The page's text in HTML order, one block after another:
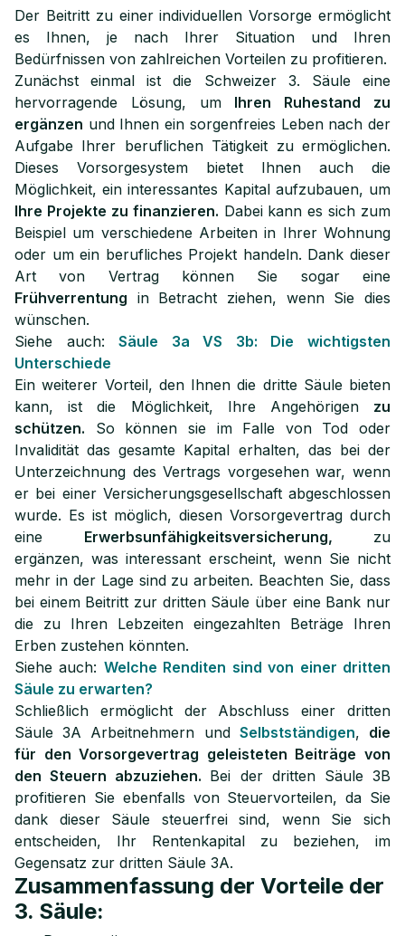
Der Beitritt zu einer individuellen Vorsorge ermöglicht
es Ihnen, je nach Ihrer Situation und Ihren
Bedürfnissen von zahlreichen Vorteilen zu profitieren.
Zunächst einmal ist die Schweizer 3. Säule eine
hervorragende Lösung, um Ihren Ruhestand zu
ergänzen und Ihnen ein sorgenfreies Leben nach der
Aufgabe Ihrer beruflichen Tätigkeit zu ermöglichen.
Dieses Vorsorgesystem bietet Ihnen auch die
Möglichkeit, ein interessantes Kapital aufzubauen, um
Ihre Projekte zu finanzieren. Dabei kann es sich zum
Beispiel um verschiedene Arbeiten in Ihrer Wohnung
oder um ein berufliches Projekt handeln. Dank dieser
Art von Vertrag können Sie sogar eine
Frühverrentung in Betracht ziehen, wenn Sie dies
wünschen.
Siehe auch:Säule 3a VS 3b: Die wichtigsten
Unterschiede
Ein weiterer Vorteil, den Ihnen die dritte Säule bieten
kann, ist die Möglichkeit, Ihre Angehörigen zu
schützen. So können sie im Falle von Tod oder
Invalidität das gesamte Kapital erhalten, das bei der
Unterzeichnung des Vertrags vorgesehen war, wenn
er bei einer Versicherungsgesellschaft abgeschlossen
wurde. Es ist möglich, diesen Vorsorgevertrag durch
eine Erwerbsunfähigkeitsversicherung, zu
ergänzen, was interessant erscheint, wenn Sie nicht
mehr in der Lage sind zu arbeiten. Beachten Sie, dass
bei einem Beitritt zur dritten Säule über eine Bank nur
die zu Ihren Lebzeiten eingezahlten Beträge Ihren
Erben zustehen könnten.
Siehe auch: Welche Renditen sind von einer dritten
Säule zu erwarten?
Schließlich ermöglicht der Abschluss einer dritten
Säule 3A Arbeitnehmern und Selbstständigen, die
für den Vorsorgevertrag geleisteten Beiträge von
den Steuern abzuziehen. Bei der dritten Säule 3B
profitieren Sie ebenfalls von Steuervorteilen, da Sie
dank dieser Säule steuerfrei sind, wenn Sie sich
entscheiden, Ihr Rentenkapital zu beziehen, im
Gegensatz zur dritten Säule 3A.
Zusammenfassung der Vorteile der
3. Säule: